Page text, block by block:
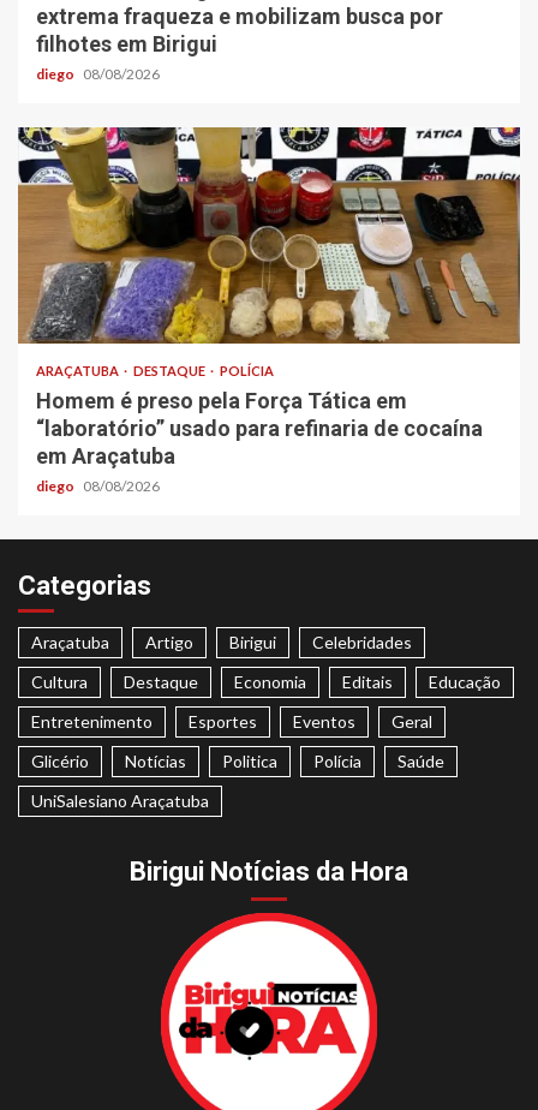
extrema fraqueza e mobilizam busca por
filhotes em Birigui
diego 08/08/2026
ARAÇATUBA DESTAQUE POLÍCIA
Homem é preso pela Força Tática em
“laboratório” usado para refinaria de cocaína
em Araçatuba
diego 08/08/2026
Categorias
Araçatuba Artigo Birigui
Celebridades
Cultura
Destaque Economia Editais
Educação
Entretenimento
Esportes Eventos
Geral
Glicério
Notícias Politica Polícia
Saúde
UniSalesiano Araçatuba
Birigui Notícias da Hora